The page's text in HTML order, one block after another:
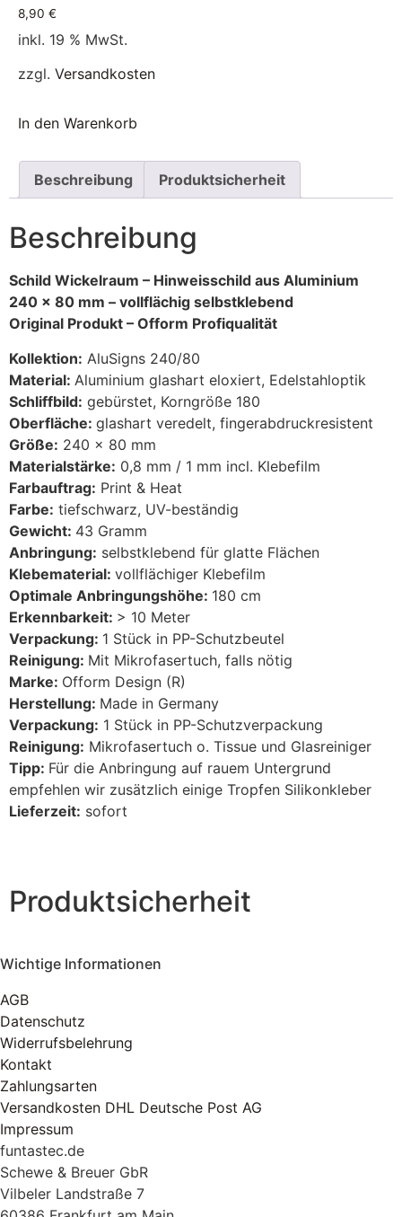
8,90 €
inkl. 19 % MwSt.
zzgl. Versandkosten
In den Warenkorb
Beschreibung Produktsicherheit
Beschreibung
Schild Wickelraum – Hinweisschild aus Aluminium
240 x 80 mm – vollflächig selbstklebend
Original Produkt – Ofform Profiqualität
Kollektion: AluSigns 240/80
Material: Aluminium glashart eloxiert, Edelstahloptik
Schliffbild: gebürstet, Korngröße 180
Oberfläche: glashart veredelt, fingerabdruckresistent
Größe: 240 x 80 mm
Materialstärke: 0,8 mm / 1 mm incl. Klebefilm
Farbauftrag: Print & Heat
Farbe: tiefschwarz, UV-beständig
Gewicht: 43 Gramm
Anbringung: selbstklebend für glatte Flächen
Klebematerial: vollflächiger Klebefilm
Optimale Anbringungshöhe: 180 cm
Erkennbarkeit: > 10 Meter
Verpackung: 1 Stück in PP-Schutzbeutel
Reinigung: Mit Mikrofasertuch, falls nötig
Marke: Ofform Design (R)
Herstellung: Made in Germany
Verpackung: 1 Stück in PP-Schutzverpackung
Reinigung: Mikrofasertuch o. Tissue und Glasreiniger
Tipp: Für die Anbringung auf rauem Untergrund
empfehlen wir zusätzlich einige Tropfen Silikonkleber
Lieferzeit: sofort
Produktsicherheit
Wichtige Informationen
AGB
Datenschutz
Widerrufsbelehrung
Kontakt
Zahlungsarten
Versandkosten DHL Deutsche Post AG
Impressum
funtastec.de
Schewe & Breuer GbR
Vilbeler Landstraße 7